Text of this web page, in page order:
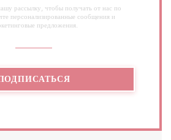
рассылку, чтобы получать от нас по
персонализированные сообщения и
предложения.